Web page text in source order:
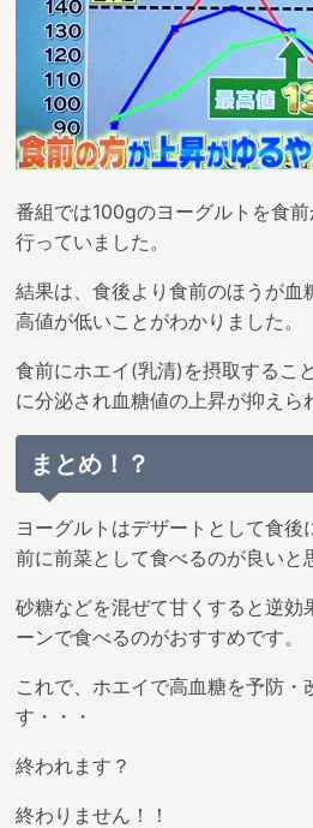
番組では100gのヨーグルトを食
行っていました。
結果は、食後より食前のほうが血
高値が低いことがわかりました。
食前にホエイ(乳清)を摂取するこ
に分泌され血糖値の上昇が抑えら
まとめ！？
ヨーグルトはデザートとして食後
前に前菜として食べるのが良いと
砂糖などを混ぜて甘くすると逆効
ーンで食べるのがおすすめです。
これで、ホエイで高血糖を予防・
す・・・
終われます？
終わりません！！